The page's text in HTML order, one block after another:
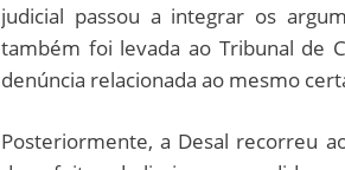
judicial passou a integrar os
também foi levada ao Tribunal de
denúncia relacionada ao mesmo
Posteriormente, a Desal recorreu